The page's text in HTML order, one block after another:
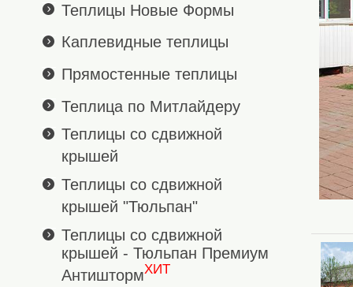
Теплицы Новые Формы
Каплевидные теплицы
Прямостенные теплицы
Теплица по Митлайдеру
Теплицы со сдвижной
крышей
Теплицы со сдвижной
крышей "Тюльпан"
Теплицы со сдвижной
крышей - Тюльпан Премиум
АнтиштормХИТ